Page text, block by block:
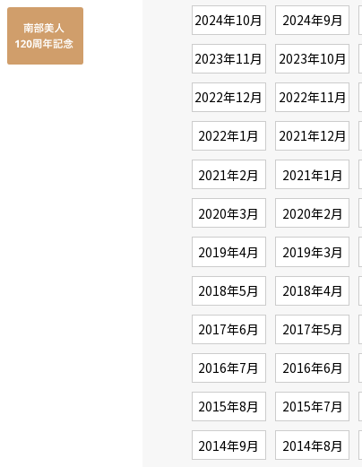
2024年10月 2024年9月
2023年11月 2023年10月
2022年12月 2022年11月
2022年1月 2021年12月
2021年2月 2021年1月
2020年3月 2020年2月
2019年4月 2019年3月
2018年5月 2018年4月
2017年6月 2017年5月
2016年7月 2016年6月
2015年8月 2015年7月
2014年9月 2014年8月